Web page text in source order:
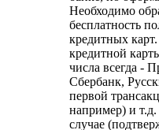
Необходимо
бесплатность
кредитных
кредитной
числа всегда -
Сбербанк,
первой
например) и
случае